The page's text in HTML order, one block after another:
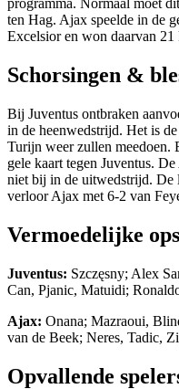
programma. Normaal moet
ten Hag. Ajax speelde in de
Excelsior en won daarvan 21
Schorsingen &
Bij Juventus ontbraken
in de heenwedstrijd. Het is
Turijn weer zullen meedoen.
gele kaart tegen Juventus.
niet bij in de uitwedstrijd. De
verloor Ajax met 6-2 van
Vermoedelijke
Juventus: Szczęsny; Alex
Can, Pjanic, Matuidi;
Ajax: Onana; Mazraoui,
van de Beek; Neres, Tadic,
Opvallende